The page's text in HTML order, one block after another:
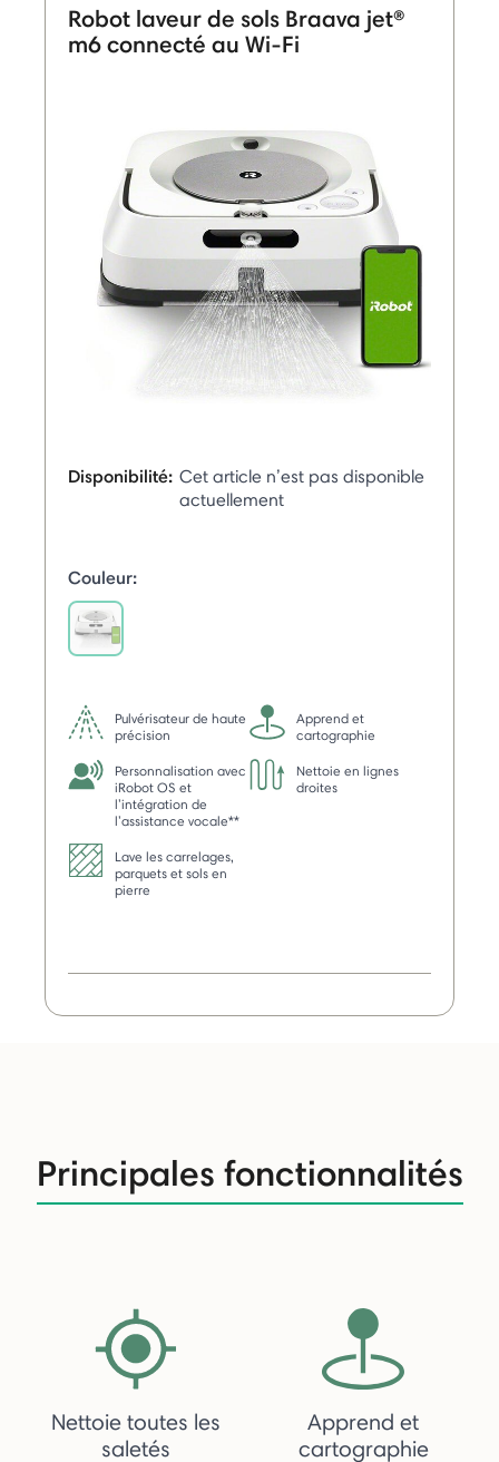
Robot laveur de sols Braava jet®
m6 connecté au Wi-Fi
Disponibilité: Cet article n’est pas disponible
actuellement
Couleur:
Pulvérisateur de haute
précision
Apprend et
cartographie
Personnalisation avec
iRobot OS et
l’intégration de
l’assistance vocale**
Nettoie en lignes
droites
Lave les carrelages,
parquets et sols en
pierre
Principales fonctionnalités
Nettoie toutes les
saletés
Apprend et
cartographie